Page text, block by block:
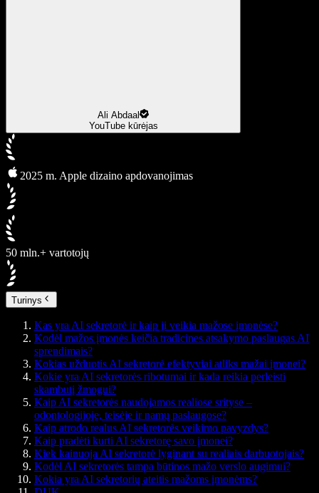
Ali Abdaal
YouTube kūrėjas
2025 m. Apple dizaino apdovanojimas
50 mln.+ vartotojų
Turinys
Kas yra AI sekretorė ir kaip ji veikia mažose įmonėse?
Kodėl mažos įmonės keičia tradicines atsakymo paslaugas AI
sprendimais?
Kokias užduotis AI sekretorė efektyviai atliks mažai įmonei?
Kokie yra AI sekretorės ribotumai ir kada reikia perleisti
skambutį žmogui?
Kaip AI sekretorės naudojamos realiose srityse –
odontologijoje, teisėje ir namų paslaugose?
Kaip atrodo realus AI sekretorės veikimo pavyzdys?
Kaip pradėti kurti AI sekretorę savo įmonei?
Kiek kainuoja AI sekretorė lyginant su realiais darbuotojais?
Kodėl AI sekretorės tampa būtinos mažo verslo augimui?
Kokia yra AI sekretorių ateitis mažoms įmonėms?